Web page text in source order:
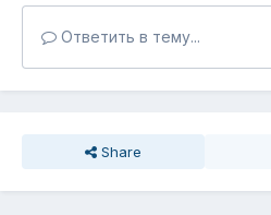
Ответить в тему...
Share